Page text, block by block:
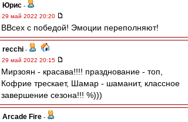
Юрис -
29 май 2022 20:20
ВВсех с победой! Эмоции переполняют!
recchi -
29 май 2022 20:15
Мирзоян - красава!!!! празднование - топ,
Кофрие трескает, Шамар - шаманит, классное
завершение сезона!!! %)))
Arcade Fire -